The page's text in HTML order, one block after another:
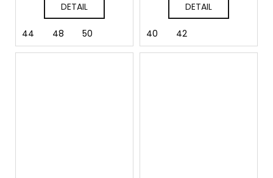
DETAIL
44 48 50
DETAIL
40 42